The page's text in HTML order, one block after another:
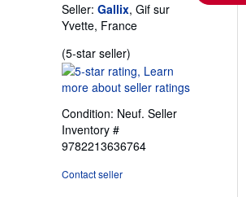
Seller: Gallix, Gif sur
Yvette, France
(5-star seller)
rating
5
of
stars
Condition: Neuf. Seller
Inventory #
9782213636764
Contact seller